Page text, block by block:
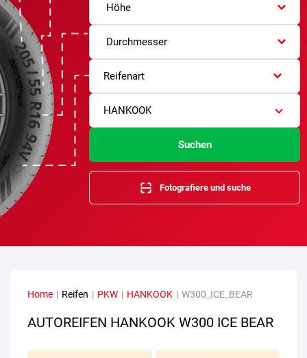
Höhe
Durchmesser
Reifenart
HANKOOK
Suchen
Fotografiere und suche
Home | Reifen | PKW | HANKOOK | W300_ICE_BEAR
AUTOREIFEN HANKOOK W300 ICE BEAR